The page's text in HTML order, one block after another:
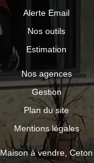
Alerte Email
Nos outils
Estimation
Nos agences
Gestion
Plan du site
Mentions légales
Maison à vendre, Ceton